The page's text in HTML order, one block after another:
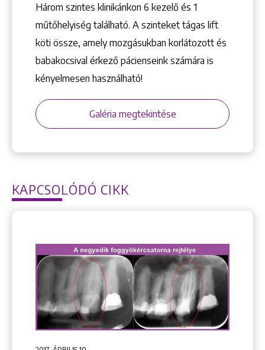
Három szintes klinikánkon 6 kezelő ­és 1
műtőhelyiség található. A szinteket tágas lift
köti össze, amely mozgásukban korlátozott és
babakocsival érkező pácienseink számára is
kényelmesen használható!
Galéria megtekintése
KAPCSOLÓDÓ CIKK